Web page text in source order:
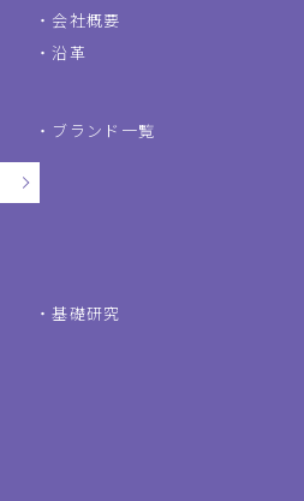
会社概要
沿革
ブランド一覧
基礎研究